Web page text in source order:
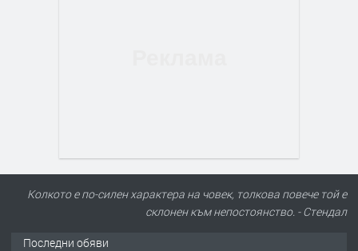
Колкото е по-силен характера на човек, толкова повече той е
склонен към непостоянство. - Стендал
Последни обяви